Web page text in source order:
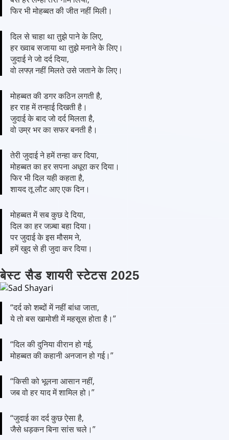
फिर भी मोहब्बत की जीत नहीं मिली।
दिल से चाहा था तुझे पाने के लिए,
हर ख्वाब सजाया था तुझे मनाने के लिए।
जुदाई ने जो दर्द दिया,
वो लफ्ज़ नहीं मिलते उसे जताने के लिए।
मोहब्बत की डगर कठिन लगती है,
हर राह में तन्हाई दिखती है।
जुदाई के बाद जो दर्द मिलता है,
वो उम्र भर का सफर बनती है।
तेरी जुदाई ने हमें तन्हा कर दिया,
मोहब्बत का हर सपना अधूरा कर दिया।
फिर भी दिल यही कहता है,
शायद तू लौट आए एक दिन।
मोहब्बत में सब कुछ दे दिया,
दिल का हर जज़्बा बहा दिया।
पर जुदाई के इस मौसम ने,
हमें खुद से ही जुदा कर दिया।
बेस्ट सैड शायरी स्टेटस 2025
“दर्द को शब्दों में नहीं बांधा जाता,
ये तो बस खामोशी में महसूस होता है।”
“दिल की दुनिया वीरान हो गई,
मोहब्बत की कहानी अनजान हो गई।”
“किसी को भूलना आसान नहीं,
जब वो हर याद में शामिल हो।”
“जुदाई का दर्द कुछ ऐसा है,
जैसे धड़कन बिना सांस चले।”